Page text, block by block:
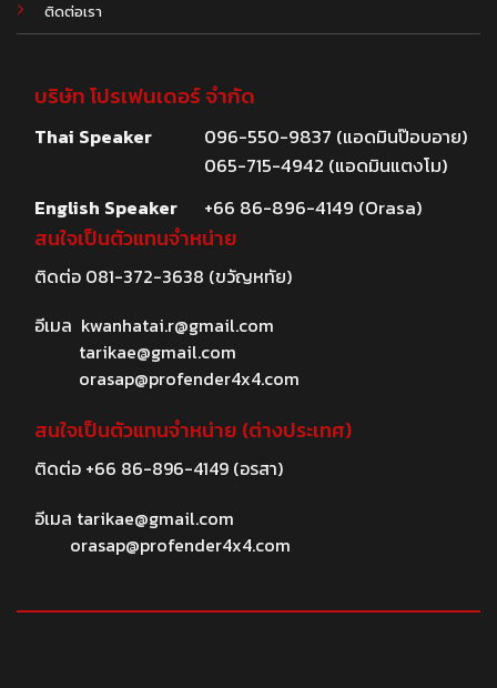
ติดต่อเรา
บริษัท โปรเฟนเดอร์ จำกัด
Thai Speaker
096-550-9837 (แอดมินป๊อบอาย)
065-715-4942 (แอดมินแตงโม)
English Speaker
+66 86-896-4149 (Orasa)
สนใจเป็นตัวแทนจำหน่าย
ติดต่อ 081-372-3638 (ขวัญหทัย)
อีเมล kwanhatai.r@gmail.com
tarikae@gmail.com
orasap@profender4x4.com
สนใจเป็นตัวแทนจำหน่าย (ต่างประเทศ)
ติดต่อ +66 86-896-4149(อรสา)
อีเมล tarikae@gmail.com
orasap@profender4x4.com